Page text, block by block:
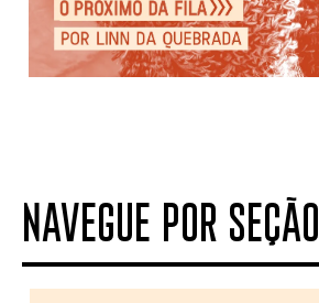
NAVEGUE POR SEÇÃO